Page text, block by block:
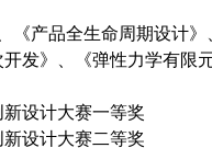
产品全生命周期设计》
发》、《弹性力学有限
设计大赛一等奖
设计大赛二等奖